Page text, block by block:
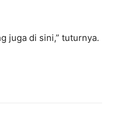
juga di sini,” tuturnya.